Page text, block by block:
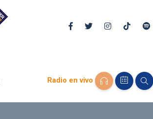
Radio en vivo